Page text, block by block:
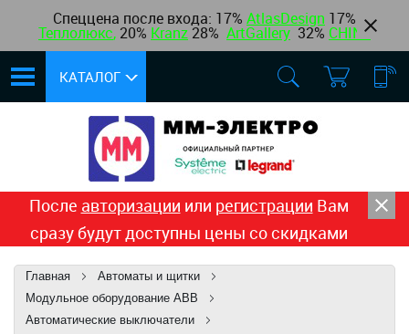
Спеццена после входа: 17% AtlasDesign 17%
Теплолюкс, 20% Kranz 28% ArtGallery 32% CHINT
КАТАЛОГ
После авторизации или регистрации Вам
сразу будут доступны цены со скидками
Главная
Автоматы и щитки
Модульное оборудование ABB
Автоматические выключатели